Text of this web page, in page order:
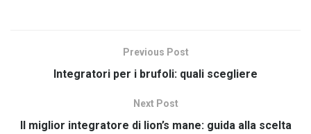
Previous Post
Integratori per i brufoli: quali scegliere
Next Post
Il miglior integratore di lion’s mane: guida alla scelta